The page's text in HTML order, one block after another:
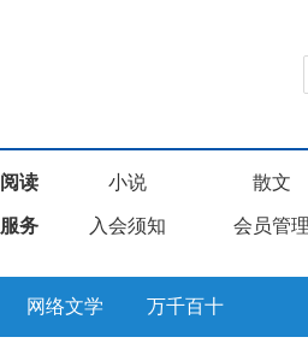
阅读 小说 散文
服务 入会须知 会员管理
网络文学 万千百十